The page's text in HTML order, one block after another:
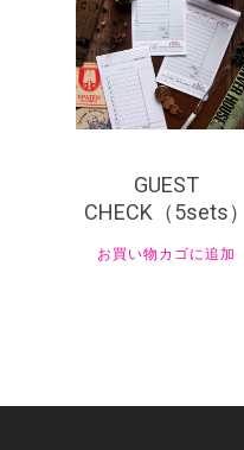
¥220
GUEST
CHECK（5sets）
お買い物カゴに追加